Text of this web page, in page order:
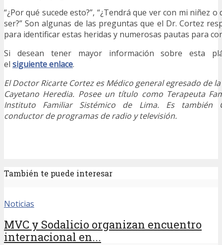
“¿Por qué sucede esto?”, “¿Tendrá que ver con mi niñez
ser?” Son algunas de las preguntas que el Dr. Cortez
para identificar estas heridas y numerosas pautas para
Si desean tener mayor información sobre esta
el siguiente enlace.
El Doctor Ricarte Cortez es Médico general egresado de
Cayetano Heredia. Posee un título como Terapeuta
Instituto Familiar Sistémico de Lima. Es también
conductor de programas de radio y televisión.
También te puede interesar
Noticias
MVC y Sodalicio organizan encuentro
internacional en...